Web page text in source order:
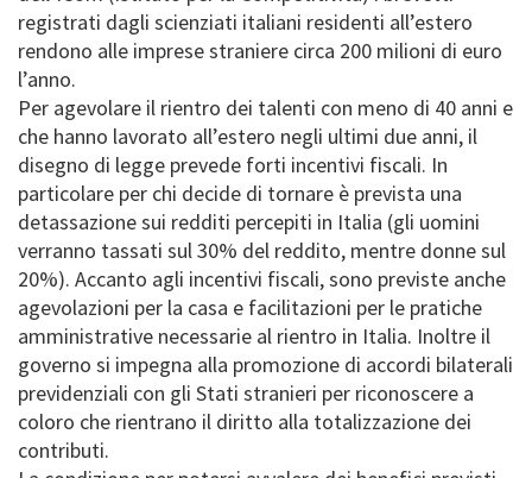
registrati dagli scienziati italiani residenti all’estero
rendono alle imprese straniere circa 200 milioni di euro
l’anno.
Per agevolare il rientro dei talenti con meno di 40 anni e
che hanno lavorato all’estero negli ultimi due anni, il
disegno di legge prevede forti incentivi fiscali. In
particolare per chi decide di tornare è prevista una
detassazione sui redditi percepiti in Italia (gli uomini
verranno tassati sul 30% del reddito, mentre donne sul
20%). Accanto agli incentivi fiscali, sono previste anche
agevolazioni per la casa e facilitazioni per le pratiche
amministrative necessarie al rientro in Italia. Inoltre il
governo si impegna alla promozione di accordi bilaterali
previdenziali con gli Stati stranieri per riconoscere a
coloro che rientrano il diritto alla totalizzazione dei
contributi.